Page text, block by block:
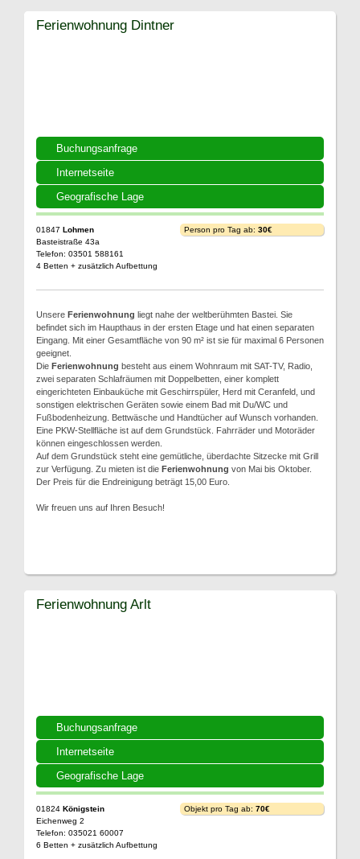
Buchungsanfrage
Internetseite
Geografische Lage
Ferienwohnung Dintner
01847 Lohmen
Basteistraße 43a
Telefon: 03501 588161
4 Betten + zusätzlich Aufbettung
Person pro Tag ab: 30€
Unsere Ferienwohnung liegt nahe der weltberühmten Bastei. Sie
befindet sich im Haupthaus in der ersten Etage und hat einen separaten
Eingang. Mit einer Gesamtfläche von 90 m² ist sie für maximal 6 Personen
geeignet.
Die Ferienwohnung besteht aus einem Wohnraum mit SAT-TV, Radio,
zwei separaten Schlafräumen mit Doppelbetten, einer komplett
eingerichteten Einbauküche mit Geschirrspüler, Herd mit Ceranfeld, und
sonstigen elektrischen Geräten sowie einem Bad mit Du/WC und
Fußbodenheizung. Bettwäsche und Handtücher auf Wunsch vorhanden.
Eine PKW-Stellfläche ist auf dem Grundstück. Fahrräder und Motoräder
können eingeschlossen werden.
Auf dem Grundstück steht eine gemütliche, überdachte Sitzecke mit Grill
zur Verfügung. Zu mieten ist die Ferienwohnung von Mai bis Oktober.
Der Preis für die Endreinigung beträgt 15,00 Euro.
Wir freuen uns auf Ihren Besuch!
Buchungsanfrage
Internetseite
Geografische Lage
Ferienwohnung Arlt
01824 Königstein
Eichenweg 2
Telefon: 035021 60007
6 Betten + zusätzlich Aufbettung
Objekt pro Tag ab: 70€